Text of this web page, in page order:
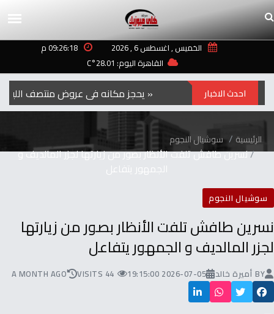
الخميس , اغسطس 6 , 2026
09:26:18 م
القاهرة اليوم: 28.01°C
الفيلم‭ ‬الكوري‭ ‬‮»‬Hope‮«‬‭ ‬يحجز‭ ‬مكانه‭ ‬في‭ ‬عروض‭ ‬منتصف‭ ‬الليل‭ ‬بمهرجان‭ ‬تورنتو ‭ ‬2026احدث الاخبار
الرئيسية سوشيال النجوم
نسرين طافش تلفت الأنظار بصور من زيارتها لجزر المالديف و
الجمهور يتفاعل
سوشيال النجوم
نسرين طافش تلفت الأنظار بصور من زيارتها
لجزر المالديف و الجمهور يتفاعل
BY أميرة خالد 2026-07-05 19:15:00
44 VISITS
A MONTH AGO